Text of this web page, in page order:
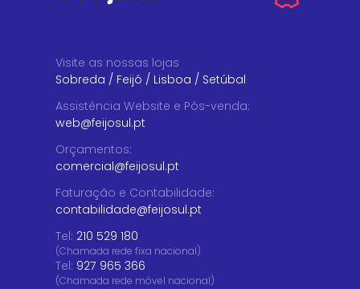
Visite as nossas lojas
Sobreda / Feijó / Lisboa / Setúbal
Assistência Website e Pós-venda:
web@feijosul.pt
Orçamentos:
comercial@feijosul.pt
Faturação e Contabilidade:
contabilidade@feijosul.pt
Tel: 210 529 180
(Chamada rede fixa nacional)
Tel: 927 965 366
(Chamada rede móvel nacional)